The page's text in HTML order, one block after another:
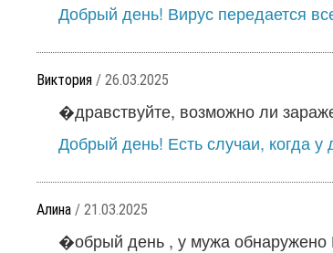
Добрый день! Вирус передается
Виктория / 26.03.2025
�дравствуйте, возможно ли
Добрый день! Есть случаи, когда
Алина / 21.03.2025
�обрый день , у мужа обнаружено